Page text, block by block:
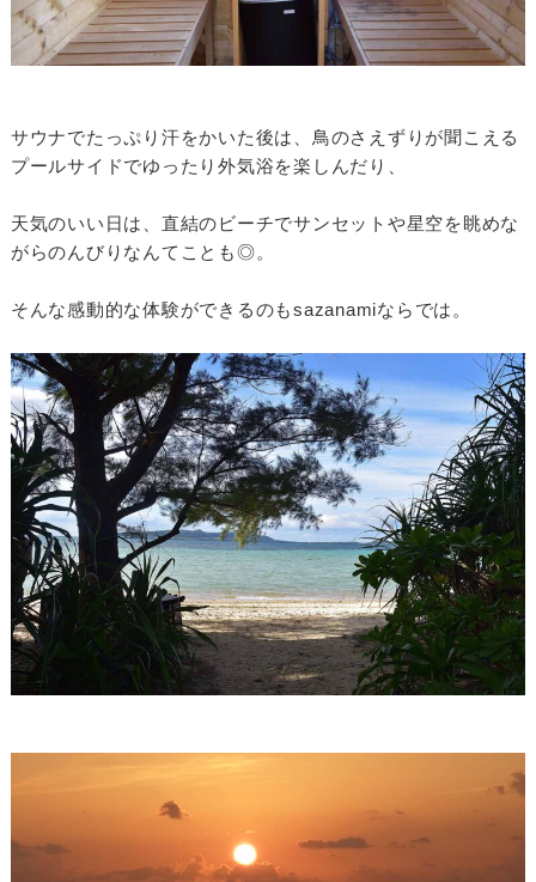
サウナでたっぷり汗をかいた後は、鳥のさえずりが聞こえる
プールサイドでゆったり外気浴を楽しんだり、
天気のいい日は、直結のビーチでサンセットや星空を眺めな
がらのんびりなんてことも◎。
そんな感動的な体験ができるのもsazanamiならでは。